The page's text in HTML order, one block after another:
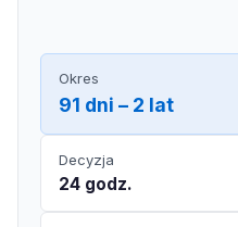
Okres
91 dni – 2 lat
Decyzja
24 godz.